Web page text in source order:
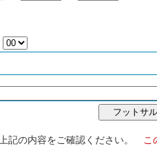
上記の内容をご確認ください。 こ